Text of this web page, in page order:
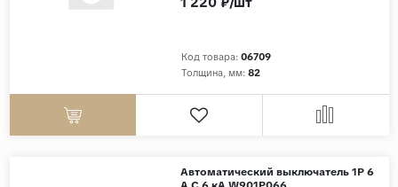
Дерево
Оникс
Код товара: 06709
Толщина, мм: 82
Автоматический выключатель 1P 6